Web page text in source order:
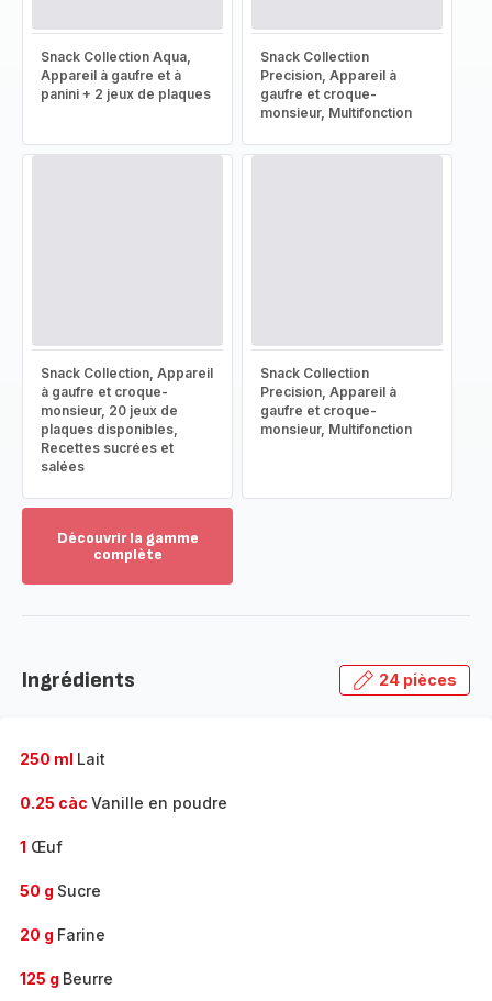
Snack Collection Aqua,
Appareil à gaufre et à
panini + 2 jeux de plaques
Snack Collection
Precision, Appareil à
gaufre et croque-
monsieur, Multifonction
Snack Collection, Appareil
à gaufre et croque-
monsieur, 20 jeux de
plaques disponibles,
Recettes sucrées et
salées
Snack Collection
Precision, Appareil à
gaufre et croque-
monsieur, Multifonction
Découvrir la gamme
complète
gamme
Ingrédients 24 pièces
250 ml Lait
0.25 càc Vanille en poudre
1 Œuf
50 g Sucre
20 g Farine
125 g Beurre